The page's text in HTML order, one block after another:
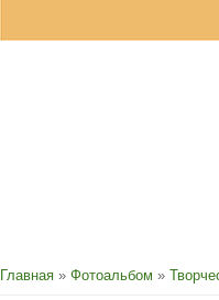
Главная » Фотоальбом »